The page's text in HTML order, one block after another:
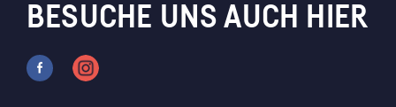
BESUCHE UNS AUCH HIER